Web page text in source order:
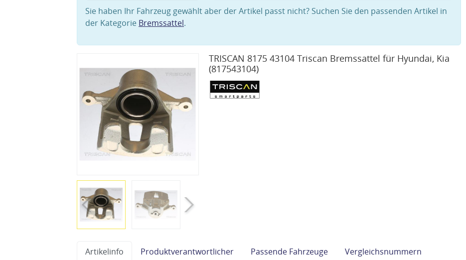
Sie haben Ihr Fahrzeug gewählt aber der Artikel passt nicht? Suchen Sie den passenden Artikel in
der Kategorie Bremssattel.
TRISCAN 8175 43104 Triscan Bremssattel für Hyundai, Kia
(817543104)
Artikelinfo Produktverantwortlicher Passende Fahrzeuge Vergleichsnummern